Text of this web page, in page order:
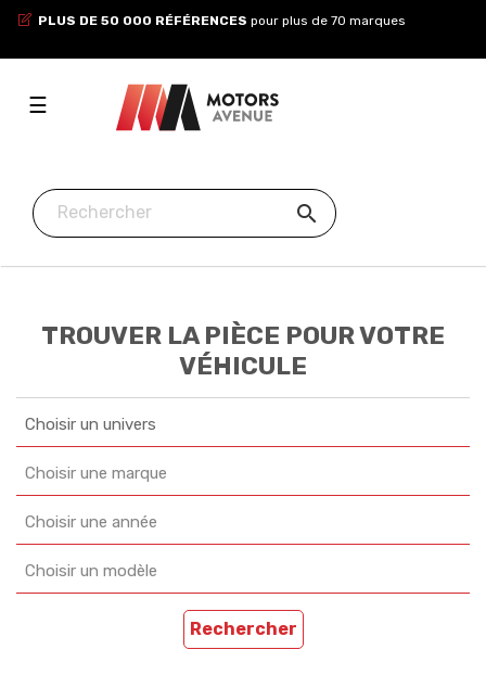
PLUS DE 50 000 RÉFÉRENCES pour plus de 70 marques
Toggle
navigation
☰

TROUVER LA PIÈCE POUR VOTRE
VÉHICULE
Choisir un univers
Choisir une marque
Choisir une année
Choisir un modèle
Rechercher